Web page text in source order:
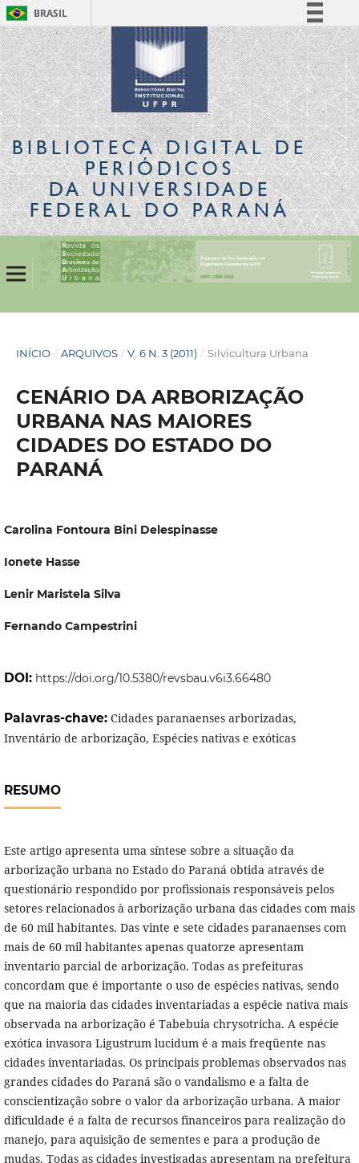
BRASIL
Simplifique!
Comunica BR
Participe
Acesso à informação
Legislação
Canais
BIBLIOTECA DIGITALDE
PERIÓDICOS
DA UNIVERSIDADE
FEDERAL DO PARANÁ
INÍCIO / ARQUIVOS / V. 6 N. 3 (2011) / Silvicultura Urbana
CENÁRIO DA ARBORIZAÇÃO
URBANA NAS MAIORES
CIDADES DO ESTADO DO
PARANÁ
Carolina Fontoura Bini Delespinasse
Ionete Hasse
Lenir Maristela Silva
Fernando Campestrini
DOI: https://doi.org/10.5380/revsbau.v6i3.66480
Palavras-chave: Cidades paranaenses arborizadas,
Inventário de arborização, Espécies nativas e exóticas
RESUMO
Este artigo apresenta uma síntese sobre a situação da
arborização urbana no Estado do Paraná obtida através de
questionário respondido por profissionais responsáveis pelos
setores relacionados à arborização urbana das cidades com mais
de 60 mil habitantes. Das vinte e sete cidades paranaenses com
mais de 60 mil habitantes apenas quatorze apresentam
inventario parcial de arborização. Todas as prefeituras
concordam que é importante o uso de espécies nativas, sendo
que na maioria das cidades inventariadas a espécie nativa mais
observada na arborização é Tabebuia chrysotricha. A espécie
exótica invasora Ligustrum lucidum é a mais freqüente nas
cidades inventariadas. Os principais problemas observados nas
grandes cidades do Paraná são o vandalismo e a falta de
conscientização sobre o valor da arborização urbana. A maior
dificuldade é a falta de recursos financeiros para realização do
manejo, para aquisição de sementes e para a produção de
mudas. Todas as cidades investigadas apresentam na prefeitura